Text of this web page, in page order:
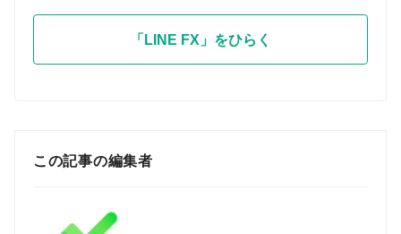
「LINE FX」をひらく
この記事の編集者